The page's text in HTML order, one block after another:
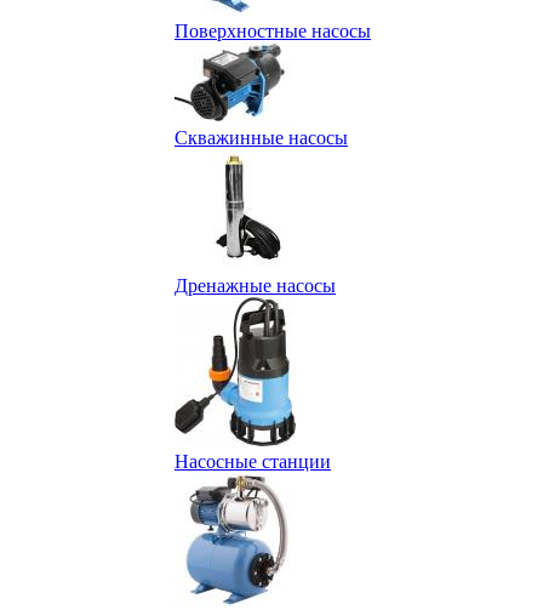
Поверхностные насосы
Скважинные насосы
Дренажные насосы
Насосные станции